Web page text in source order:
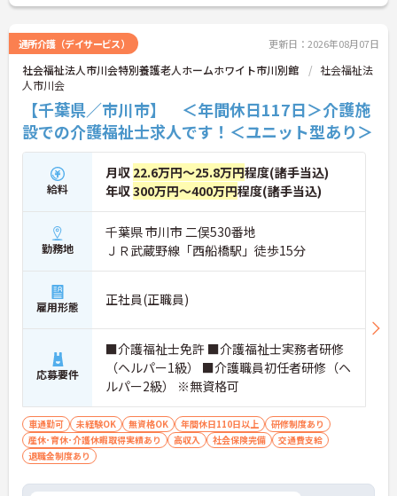
通所介護（デイサービス） 更新日：2026年08月07日
社会福祉法人市川会特別養護老人ホームホワイト市川別館
社会福祉法
人市川会
【千葉県／市川市】 ＜年間休日117日＞介護施
設での介護福祉士求人です！＜ユニット型あり＞
給料
月収 22.6万円～25.8万円程度(諸手当込)
年収300万円～400万円程度(諸手当込)
勤務地
千葉県 市川市 二俣530番地
ＪＲ武蔵野線「西船橋駅」徒歩15分
雇用形態 正社員(正職員)
応募要件
■介護福祉士免許 ■介護福祉士実務者研修
（ヘルパー1級） ■介護職員初任者研修（ヘ
ルパー2級） ※無資格可
車通勤可 未経験OK 無資格OK 年間休日110日以上
研修制度あり
産休･育休･介護休暇取得実績あり
高収入 社会保険完備
交通費支給
退職金制度あり